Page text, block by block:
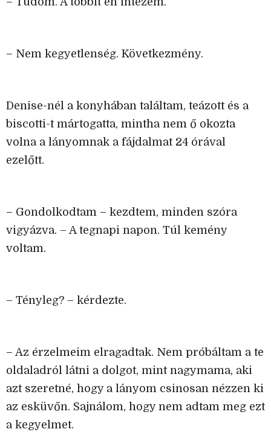
– Nem kegyetlenség. Következmény.
Denise-nél a konyhában találtam, teázott és a
biscotti-t mártogatta, mintha nem ő okozta
volna a lányomnak a fájdalmat 24 órával
ezelőtt.
– Gondolkodtam – kezdtem, minden szóra
vigyázva. – A tegnapi napon. Túl kemény
voltam.
– Tényleg? – kérdezte.
– Az érzelmeim elragadtak. Nem próbáltam a te
oldaladról látni a dolgot, mint nagymama, aki
azt szeretné, hogy a lányom csinosan nézzen ki
az esküvőn. Sajnálom, hogy nem adtam meg ezt
a kegyelmet.